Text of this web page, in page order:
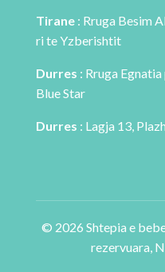
Tirane : Rruga Besim
ri te Yzberishtit
Durres : Rruga
Blue Star
Durres : Lagja 13,
© 2026 Shtepia e
rezervuara,